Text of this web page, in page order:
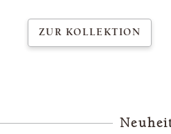
ZUR KOLLEKTION